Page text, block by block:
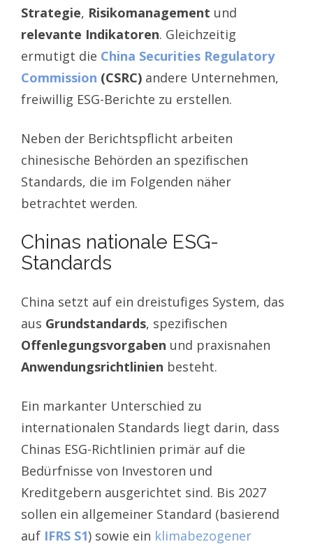
Strategie, Risikomanagement und
relevante Indikatoren. Gleichzeitig
ermutigt die China Securities Regulatory
Commission (CSRC) andere Unternehmen,
freiwillig ESG-Berichte zu erstellen.
Neben der Berichtspflicht arbeiten
chinesische Behörden an spezifischen
Standards, die im Folgenden näher
betrachtet werden.
Chinas nationale ESG-
Standards
China setzt auf ein dreistufiges System, das
aus Grundstandards, spezifischen
Offenlegungsvorgaben und praxisnahen
Anwendungsrichtlinien besteht.
Ein markanter Unterschied zu
internationalen Standards liegt darin, dass
Chinas ESG-Richtlinien primär auf die
Bedürfnisse von Investoren und
Kreditgebern ausgerichtet sind. Bis 2027
sollen ein allgemeiner Standard (basierend
auf IFRS S1) sowie ein klimabezogener